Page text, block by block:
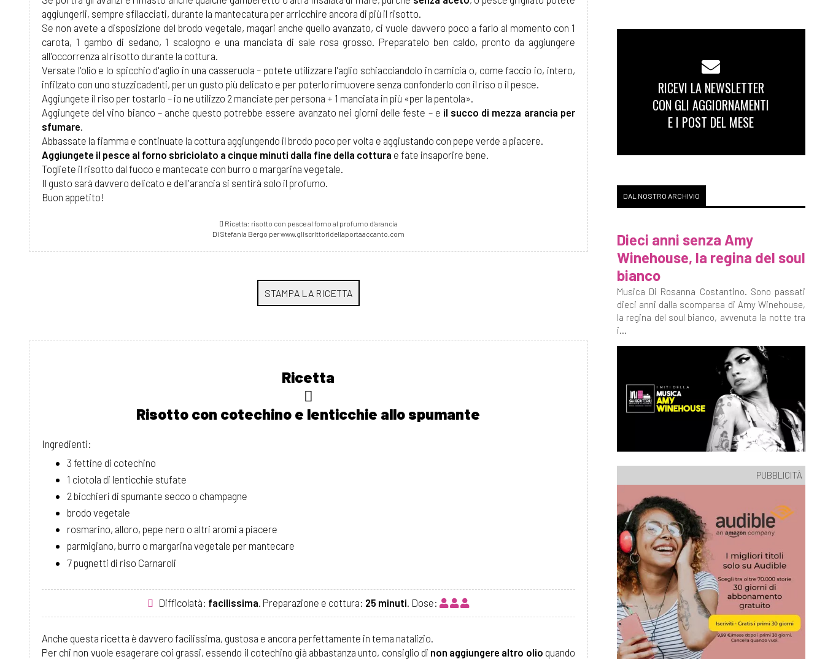
aggiungerli, sempre sfilacciati, durante la mantecatura per arricchire ancora di più il risotto.
Se non avete a disposizione del brodo vegetale, magari anche quello avanzato, ci vuole davvero poco a farlo al momento con 1
carota, 1 gambo di sedano, 1 scalogno e una manciata di sale rosa grosso. Preparatelo ben caldo, pronto da aggiungere
all'occorrenza al risotto durante la cottura.
Versate l'olio e lo spicchio d'aglio in una casseruola – potete utilizzare l'aglio schiacciandolo in camicia o, come faccio io, intero,
infilzato con uno stuzzicadenti, per un gusto più delicato e per poterlo rimuovere senza confonderlo con il riso o il pesce.
Aggiungete il riso per tostarlo – io ne utilizzo 2 manciate per persona + 1 manciata in più «per la pentola».
Aggiungete del vino bianco – anche questo potrebbe essere avanzato nei giorni delle feste – e il succo di mezza arancia per
sfumare
Abbassate la fiamma e continuate la cottura aggiungendo il brodo poco per volta e aggiustando con pepe verde a piacere.
Aggiungete il pesce al forno sbriciolato a cinque minuti dalla fine della cottura e fate insaporire bene.
Togliete il risotto dal fuoco e mantecate con burro o margarina vegetale.
Il gusto sarà davvero delicato e dell'arancia si sentirà solo il profumo.
Buon appetito!
Ricetta: risotto con pesce al forno al profumo d'arancia
Di Stefania Bergo per www.gliscrittoridellaportaaccanto.com
Ricetta
Risotto con cotechino e lenticchie allo spumante
Ingredienti:
3 fettine di cotechino
1 ciotola di lenticchie stufate
2 bicchieri di spumante secco o champagne
brodo vegetale
rosmarino, alloro, pepe nero o altri aromi a piacere
parmigiano, burro o margarina vegetale per mantecare
7 pugnetti di riso Carnaroli
Difficolatà: facilissima . Preparazione e cottura: 25 minuti . Dose:
Anche questa ricetta è davvero facilissima, gustosa e ancora perfettamente in tema natalizio.
Per chi non vuole esagerare coi grassi, essendo il cotechino già abbastanza unto, consiglio di non aggiungere altro olio quando
RICEVI LA NEWSLETTER
CON GLI AGGIORNAMENTI
E I POST DEL MESE
DAL NOSTRO ARCHIVIO
Dieci anni senza Amy
Winehouse, la regina del soul
bianco
Musica Di Rosanna Costantino. Sono passati
dieci anni dalla scomparsa di Amy Winehouse,
la regina del soul bianco, avvenuta la notte tra
i...
PUBBLICITÀ